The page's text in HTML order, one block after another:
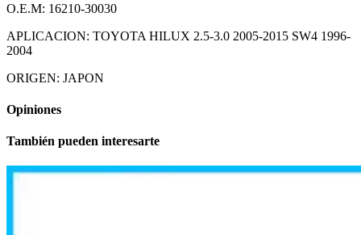
O.E.M: 16210-30030
APLICACION: TOYOTA HILUX 2.5-3.0 2005-2015 SW4 1996-
2004
ORIGEN: JAPON
Opiniones
También pueden interesarte